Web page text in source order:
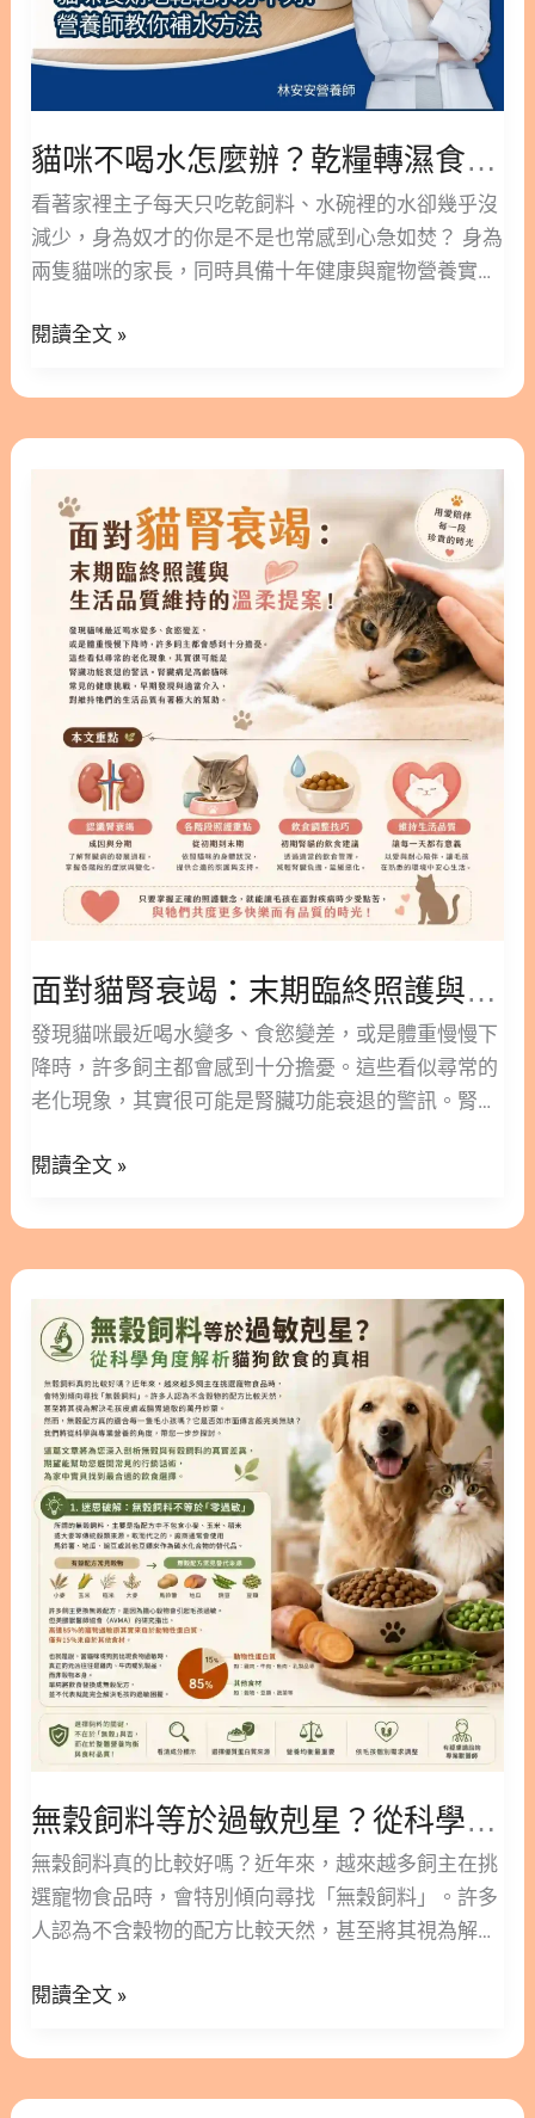
（ED）。其中，鬆獅犬的異常率高達 48.6%，位居所
有犬種之冠；而羅威納、伯恩山犬、黃金獵犬等，也
酸與 GABA 3.2 重建膀胱防護罩：NAG 與多重抑菌成
分 4. 營養師總結：從「大腦」出發的整體健康管理
5. 貓咪補水與泌尿道延伸閱讀 6. 貓咪排尿與泌尿道
「貓自發性膀胱炎 (FIC)」 年輕到中年的貓咪，單純
床上高達 55% 到 65% 的病例，都屬於「貓自發性膀
胱炎 (FIC, Feline Idiopathic Cystitis)」 (1)。 這是一
種「無菌性」的發炎反應，其發病機制是多因性的，
主要由神經、內分泌和免疫系統異常所引發。常見的
物，就極容易引發尿道阻塞，導致貓咪完全尿不出來
的危急狀況。 2. 破解迷思：為什麼貓咪泌尿道保養
不能只吃蔓越莓？ 既然貓咪排尿不順的源頭往往來自
「壓力、腦部與神經系統」，如果單純只針對「泌尿
道」狂吃蔓越莓來預防感染，效果當然非常有限，且
無法解決根本問題。 根據國際貓科醫學會的臨床指
引，提供豐富的環境與降低壓力緊迫感，是管理自發
性膀胱炎的黃金準則。而在日常營養介入上，我強烈
建議採取「情緒放鬆」與「黏膜修護」雙管齊下的策
略。 3. 打造無壓泌尿環境：關鍵機能營養成分解
貓咪不喝水怎麼辦？乾糧轉濕食的 4 階段補水教學
看著家裡主子每天只吃乾飼料、水碗裡的水卻幾乎沒
減少，身為奴才的你是不是也常感到心急如焚？ 身為
兩隻貓咪的家長，同時具備十年健康與寵物營養實務
喝水的動物，如果長期只以「乾飼料」為主食，身體
結石與慢性腎臟病的健康危機就會悄悄找上門。 今天
這篇文章，我將從寵物營養學的角度與科學實證出
發，帶你了解為什麼貓咪需要轉濕食，以及如何「無
痛」幫家裡的主子增加日常飲水量！ 版本閱讀>> 貓
咪長期吃乾乾水分不夠？營養師教你補水方法 隱藏/
顯示內容目錄 內容目錄 : 顯示/隱藏 1. 為什麼貓咪天
生不愛喝水？長期吃「乾乾」的致命隱憂 2. 實戰教
學：如何漸進式調整「乾糧轉濕食」？ 2.1. 階段一：
氣味與質地的適應（混食法） 2.2. 階段二：調整乾濕
比例（25% 法則） 2.3 階段三：尋找命定口感，適度
加水 2.4. 階段四：適合上班族的「半濕食」雙軌制 3.
乾糧轉濕食總結與叮嚀 4. 濕食與乾糧延伸閱讀 5. 貓
咪水分參考文獻 1. 為什麼貓咪天生不愛喝水？長期
吃「乾乾」的致命隱憂 貓咪的祖先發源於沙漠，為了
適應極度缺水的環境，牠們的身體演化出「從獵物身
上獲取水分」的生理機制（例如：老鼠、小鳥等小型
液來減少體內水分流失。這導致了貓咪天生口渴機制
不敏感，幾乎不會主動去水碗喝水。 這正是長期餵食
「全乾飼料」最大的健康隱憂： 想靠貓咪自己主動喝
足每天所需的水量（每公斤體重約需 40–60ml），
幾乎是不可能的任務。因此，直接「從食物中補
證與文獻：濕食對泌尿道系統的重要性 科學文獻清楚
不同比例）增加時，不僅總飲水量會顯著提升，尿液
的比重（Specific Gravity）也會隨之下降。這種生理
變化能大幅降低尿液中草酸鈣與磷酸銨鎂的相對過飽
和度，進而有效降低泌尿道結石的風險 (1)。 2. 實戰
教學：如何漸進式調整「乾糧轉濕食」？ 如果馬上把
乾乾全部換成濕食，通常會面臨貓咪「寧願絕食也不
吃」的窘境。貓咪對氣味、食物質地非常敏感且固
執，轉換飲食必須要有耐心。雖然目前獸醫學界沒有
黃金標準的轉換時程表，但根據臨床實
轉
的
4
階
段
水
學
閱讀全文 »
面對貓腎衰竭：末期臨終照護與生活品質維持的溫柔提案！
發現貓咪最近喝水變多、食慾變差，或是體重慢慢下
降時，許多飼主都會感到十分擔憂。這些看似尋常的
老化現象，其實很可能是腎臟功能衰退的警訊。腎臟
入，對維持牠們的生活品質有著極大的幫助。 這篇文
期，並探討各階段的照護重點。我們也會分享初期腎
貓的飲食調整技巧，幫助您在貓咪確診後，依然能與
牠們共度快樂的時光。只要掌握正確的照護觀念，就
能讓毛孩在面對疾病時少受點苦。 隱藏/顯示內容目
錄 內容目錄 : 顯示/隱藏 1. 什麼是貓腎衰竭？帶你認
識疾病成因 2. 貓急性腎衰竭與慢性腎臟病的差異 3.
如何察覺異常？不可忽視的貓腎衰竭症狀 4. 看懂血
檢報告：貓腎臟指數代表什麼？ 4.1. 貓腎指數降不下
來該怎麼辦？ 5. 貓咪初期腎衰竭怎麼吃？3大飲食調
整原則 5.1. 原則（1）│鼓勵多喝水，維持水分平衡
5.2. 原則（2）│選擇適當的優質蛋白質與低磷飲食
5.3 原則（3）│循序漸進轉食，維持貓咪良好食慾 6.
貓腎臟病壽命有多長？各階段的預後評估 7. 走向最
後的旅程：貓腎衰竭末期症狀與陪伴 7.1. 貓腎衰竭末
期壽命與生活品質評估 7.2. 貓腎衰竭臨終的安寧照護
指南 8. 為愛貓打造專屬的健康照護計畫 9. 關於貓腎
衰竭的5個常見問題 FAQ Q1：貓腎衰竭會好嗎？
Q2：發現貓腎指數降不下來該怎麼辦？ Q3：初期腎
貓一定要吃處方飼料嗎？ Q4：貓腎臟病壽命大約可
以維持多長？ Q5：如何陪伴貓咪度過貓腎衰竭臨終
階段？ 10. 貓腎衰竭懶人包 ○ 加入追蹤 林安安營養師
粉絲團，用營養蘊育健康！ 1. 什麼是貓腎衰竭？帶
持體內水分與電解質平衡，是貓咪體內非常重要的器
天生較不愛喝水，這使得牠們的腎臟往往需要承受較
竭：
質
維
持
的
柔
案！
閱讀全文 »
無穀飼料等於過敏剋星？從科學角度解析貓狗飲食的真相
無穀飼料真的比較好嗎？近年來，越來越多飼主在挑
選寵物食品時，會特別傾向尋找「無穀飼料」。許多
人認為不含穀物的配方比較天然，甚至將其視為解決
的適合每一隻毛小孩嗎？它是否如市面傳言般完美無
這篇文章林安安營養師將為您深入剖析無穀與有穀飼
料的真實差異。期望能幫助您避開常見的行銷話術，
穀
飼
料
等
於
過
敏
星？
從
科
學
析
貓
狗
飲
的
相
閱讀全文 »